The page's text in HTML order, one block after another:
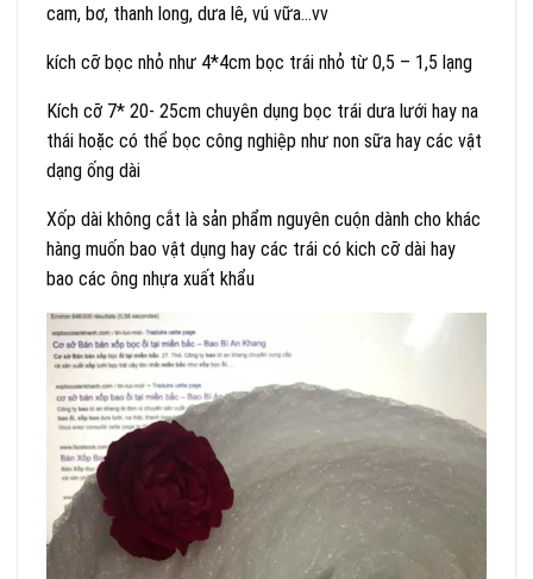
cam, bơ, thanh long, dưa lê, vú vữa…vv
kích cỡ bọc nhỏ như 4*4cm bọc trái nhỏ từ 0,5 – 1,5 lạng
Kích cỡ 7* 20- 25cm chuyên dụng bọc trái dưa lưới hay na
thái hoặc có thể bọc công nghiệp như non sữa hay các vật
dạng ống dài
Xốp dài không cắt là sản phẩm nguyên cuộn dành cho khác
hàng muốn bao vật dụng hay các trái có kich cỡ dài hay
bao các ông nhựa xuất khẩu